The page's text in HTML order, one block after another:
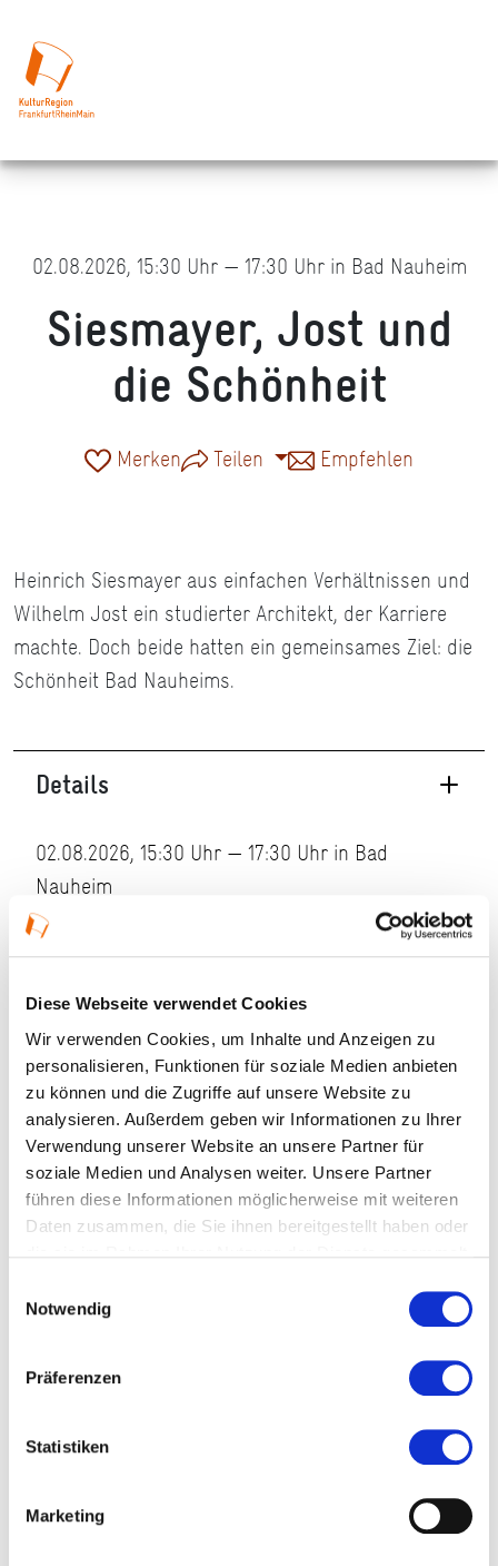
Diese Webseite verwendet Cookies
Wir verwenden Cookies, um Inhalte und Anzeigen zu
personalisieren, Funktionen für soziale Medien anbieten
zu können und die Zugriffe auf unsere Website zu
analysieren. Außerdem geben wir Informationen zu Ihrer
Verwendung unserer Website an unsere Partner für
soziale Medien und Analysen weiter. Unsere Partner
führen diese Informationen möglicherweise mit weiteren
Daten zusammen, die Sie ihnen bereitgestellt haben oder
Notwendig
Präferenzen
Statistiken
Marketing
02.08.2026, 15:30 Uhr — 17:30 Uhr in Bad Nauheim
Siesmayer, Jost und
die Schönheit
Merken Teilen Empfehlen
Heinrich Siesmayer aus einfachen Verhältnissen und
Wilhelm Jost ein studierter Architekt, der Karriere
machte. Doch beide hatten ein gemeinsames Ziel: die
Schönheit Bad Nauheims.
Details
02.08.2026, 15:30 Uhr — 17:30 Uhr in Bad
Nauheim
Veranstaltungstyp:
Kosten und Anmeldung
Ort und Anfahrt
Veranstaltet von